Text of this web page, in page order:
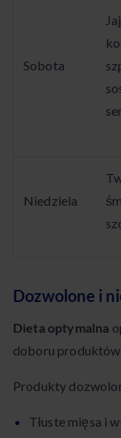
Sobota
Niedziela
Dozwolone i
Dieta optymalna
doboru
Produkty
Tłuste mięsa i